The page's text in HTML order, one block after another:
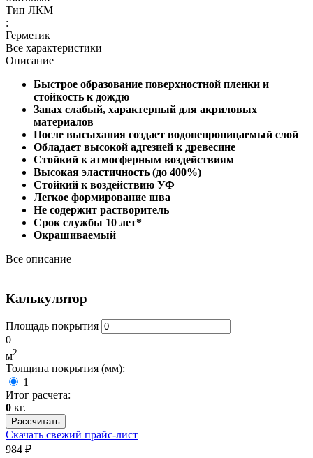
Тип ЛКМ
:
Герметик
Все характеристики
Описание
Быстрое образование поверхностной пленки и
стойкость к дождю
Запах слабый, характерный для акриловых
материалов
После высыхания создает водонепроницаемый слой
Обладает высокой адгезией к древесине
Стойкий к атмосферным воздействиям
Высокая эластичность (до 400%)
Стойкий к воздействию УФ
Легкое формирование шва
Не содержит растворитель
Срок службы 10 лет*
Окрашиваемый
Все описание
Калькулятор
Площадь покрытия
0
м2
Толщина покрытия (мм):
1
Итог расчета:
0 кг.
Рассчитать
Скачать свежий прайс-лист
984 ₽